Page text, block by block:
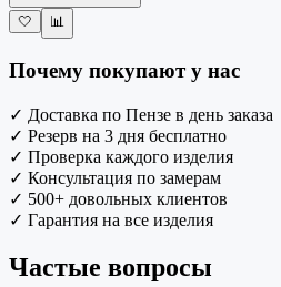
🤍
📊
Почему покупают у нас
✓ Доставка по Пензе в день заказа
✓ Резерв на 3 дня бесплатно
✓ Проверка каждого изделия
✓ Консультация по замерам
✓ 500+ довольных клиентов
✓ Гарантия на все изделия
Частые вопросы